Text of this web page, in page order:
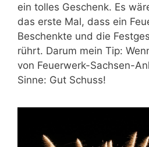
ein tolles Geschenk. Es
das erste Mal, dass ein
Beschenkte und die
rührt. Darum mein Tip:
von Feuerwerk-Sachsen-
Sinne: Gut Schuss!